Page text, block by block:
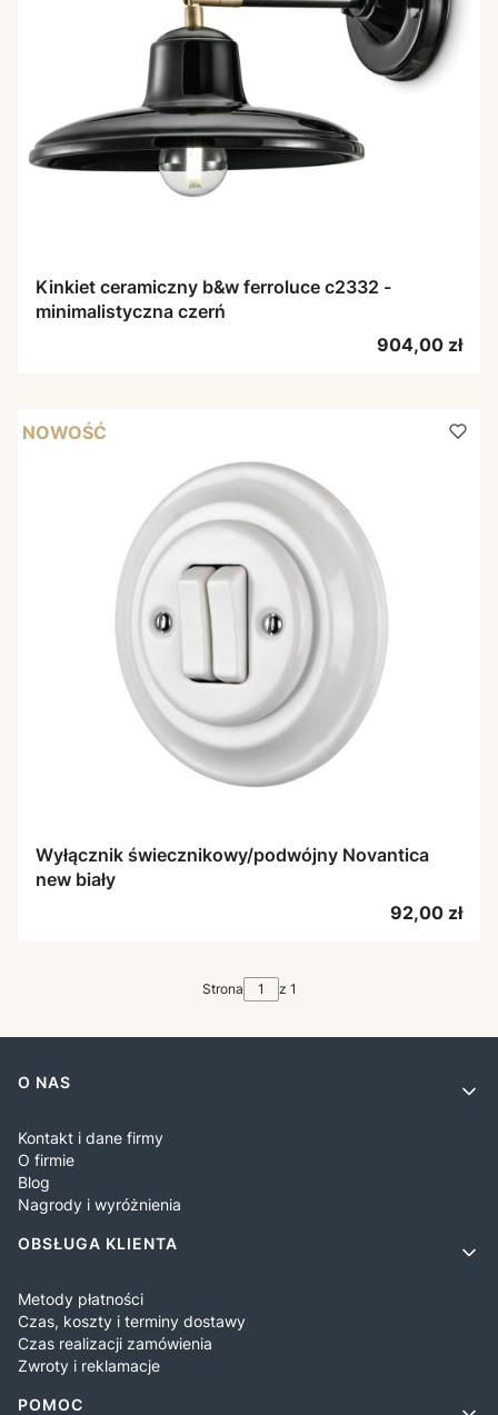
Kinkiet ceramiczny b&w ferroluce c2332 -
minimalistyczna czerń
Cena
904,00 zł
NOWOŚĆ
Wyłącznik świecznikowy/podwójny Novantica
new biały
Cena
92,00 zł
Strona z 1
Linki w stopce
O NAS
Kontakt i dane firmy
O firmie
Blog
Nagrody i wyróżnienia
OBSŁUGA KLIENTA
Metody płatności
Czas, koszty i terminy dostawy
Czas realizacji zamówienia
Zwroty i reklamacje
POMOC